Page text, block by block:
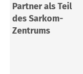
Partner als Teil
des Sarkom-
Zentrums